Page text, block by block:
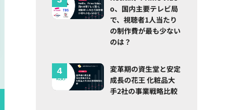
o、国内主要テレビ局
で、視聴者1人当たり
の制作費が最も少ない
のは？
変革期の資生堂と安定
成長の花王 化粧品大
手2社の事業戦略比較